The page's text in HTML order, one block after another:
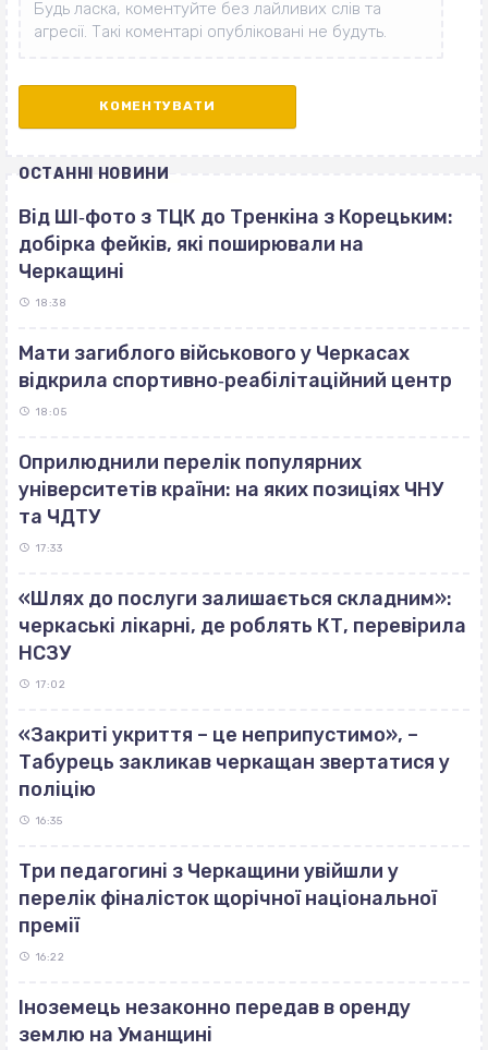
ОСТАННІ НОВИНИ
Від ШІ‐фото з ТЦК до Тренкіна з Корецьким:
добірка фейків, які поширювали на
Черкащині
18:38
Мати загиблого військового у Черкасах
відкрила спортивно‐реабілітаційний центр
18:05
Оприлюднили перелік популярних
університетів країни: на яких позиціях ЧНУ
та ЧДТУ
17:33
«Шлях до послуги залишається складним»:
черкаські лікарні, де роблять КТ, перевірила
НСЗУ
17:02
«Закриті укриття – це неприпустимо», –
Табурець закликав черкащан звертатися у
поліцію
16:35
Три педагогині з Черкащини увійшли у
перелік фіналісток щорічної національної
премії
16:22
Іноземець незаконно передав в оренду
землю на Уманщині